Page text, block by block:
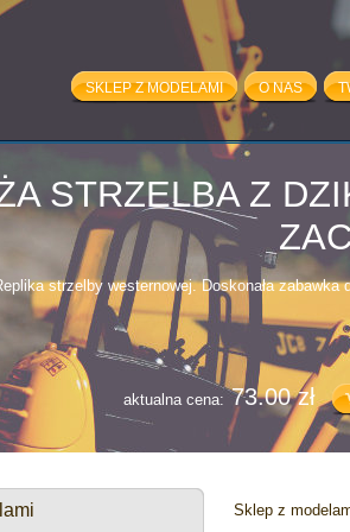
SKLEP Z MODELAMI O NAS
100.00 zł
STRZELBA Z
strzelby westernowej. Doskonała zabawka
aktualna cena:73.00 zł
VOLVO FH12 -
Sklep z